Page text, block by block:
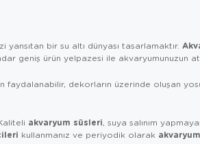
bir su altı dünyası tasarlamaktır.
geniş ürün yelpazesi ile akvaryumunuzun
faydalanabilir, dekorların üzerinde oluşan
akvaryum süsleri, suya salınım
kullanmanız ve periyodik olarak